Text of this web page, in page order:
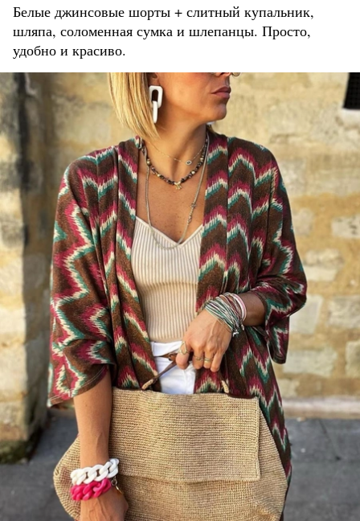
Белые джинсовые шорты + слитный купальник,
шляпа, соломенная сумка и шлепанцы. Просто,
удобно и красиво.